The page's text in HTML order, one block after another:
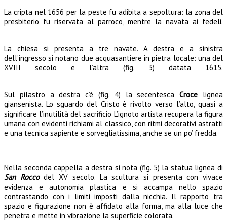
La cripta nel 1656 per la peste fu adibita a sepoltura: la zona del
presbiterio fu riservata al parroco, mentre la navata ai fedeli.
La chiesa si presenta a tre navate. A destra e a sinistra
dell’ingresso si notano due acquasantiere in pietra locale: una del
XVIII secolo e l’altra (fig. 3) datata 1615.
Sul pilastro a destra c’è (fig. 4) la secentescaCroce lignea
giansenista. Lo sguardo del Cristo è rivolto verso l’alto, quasi a
significare l’inutilità del sacrificio L’ignoto artista recupera la figura
umana con evidenti richiami al classico, con ritmi decorativi astratti
e una tecnica sapiente e sorvegliatissima, anche se un po’ fredda.
Nella seconda cappella a destra si nota (fig. 5) la statua lignea di
San Roccodel XV secolo. La scultura si presenta con vivace
evidenza e autonomia plastica e si accampa nello spazio
contrastando con i limiti imposti dalla nicchia. Il rapporto tra
spazio e figurazione non è affidato alla forma, ma alla luce che
penetra e mette in vibrazione la superficie colorata.